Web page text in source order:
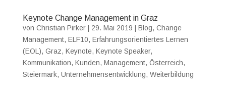
Keynote Change Management in Graz
von Christian Pirker| 29. Mai 2019 Blog, Change
Management, ELF10, Erfahrungsorientiertes Lernen
(EOL), Graz, Keynote, Keynote Speaker,
Kommunikation, Kunden, Management, Österreich,
Steiermark, Unternehmensentwicklung, Weiterbildung